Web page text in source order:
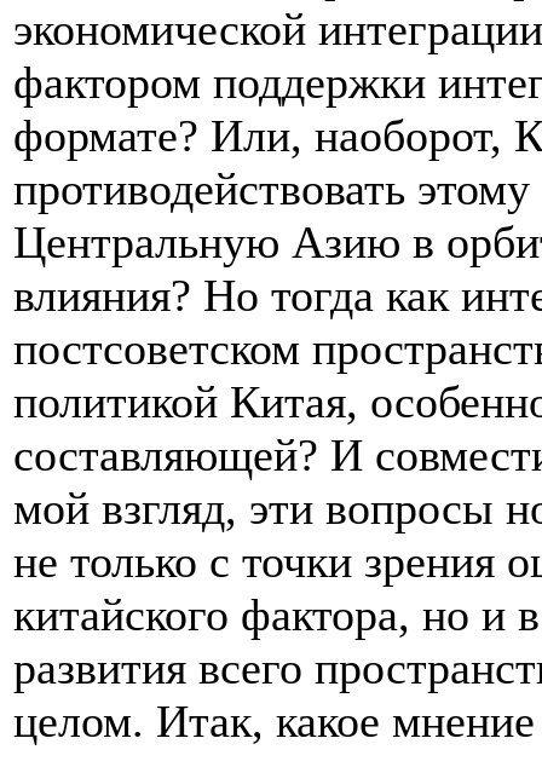
экономической
фактором поддержки
формате? Или, наоборот,
противодействовать
Центральную Азию в
влияния? Но тогда как
постсоветском
политикой Китая,
составляющей? И
мой взгляд, эти вопросы
не только с точки зрения
китайского фактора, но и
развития всего
целом. Итак, какое